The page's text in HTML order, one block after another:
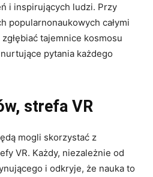
i inspirujących ludzi. Przy
popularnonaukowych całymi
tajemnice kosmosu
pytania każdego
strefa VR
mogli skorzystać z
VR. Każdy, niezależnie od
i odkryje, że nauka to